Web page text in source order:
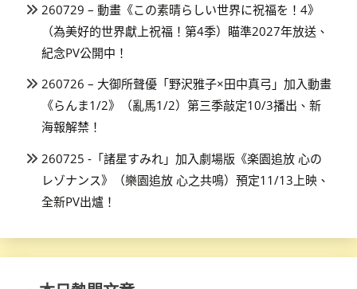
260729 – 動畫《この素晴らしい世界に祝福を！4》
（為美好的世界獻上祝福！第4季）瞄準2027年放送、
紀念PV公開中！
260726 – 大御所聲優「野沢雅子×田中真弓」加入動畫
《らんま1/2》（亂馬1/2）第三季敲定10/3播出、新
海報解禁！
260725 -「諸星すみれ」加入劇場版《楽園追放 心の
レゾナンス》（樂園追放 心之共鳴）預定11/13上映、
全新PV出爐！